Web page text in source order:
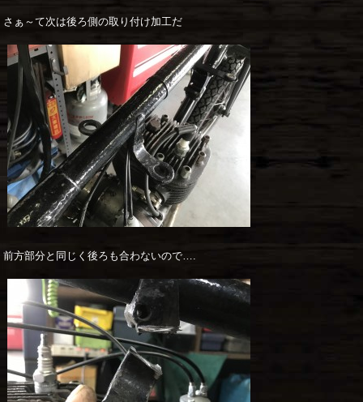
さぁ～て次は後ろ側の取り付け加工だ
前方部分と同じく後ろも合わないので….